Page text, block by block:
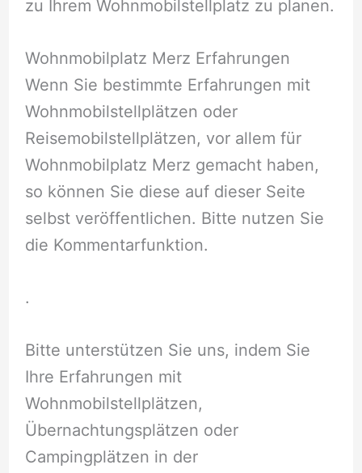
zu Ihrem Wohnmobilstellplatz zu planen.
Wohnmobilplatz Merz Erfahrungen
Wenn Sie bestimmte Erfahrungen mit
Wohnmobilstellplätzen oder
Reisemobilstellplätzen, vor allem für
Wohnmobilplatz Merz gemacht haben,
so können Sie diese auf dieser Seite
selbst veröffentlichen. Bitte nutzen Sie
die Kommentarfunktion.
.
Bitte unterstützen Sie uns, indem Sie
Ihre Erfahrungen mit
Wohnmobilstellplätzen,
Übernachtungsplätzen oder
Campingplätzen in der